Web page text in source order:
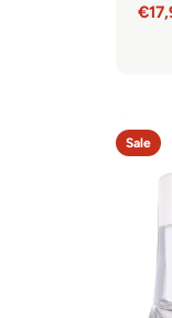
Sale
Sale